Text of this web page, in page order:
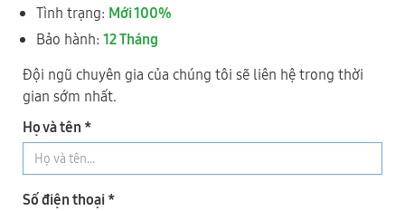
Tình trạng: Mới 100%
Bảo hành: 12 Tháng
Đội ngũ chuyên gia của chúng tôi sẽ liên hệ trong thời
gian sớm nhất.
Họ và tên *
Số điện thoại *
Hệ thống Showroom - Bảo Hành
ĐẠI PHÚC VINH CNC